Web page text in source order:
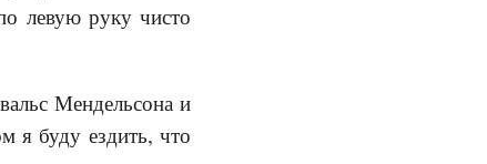
левую руку чисто
Мендельсона и
я буду ездить, что